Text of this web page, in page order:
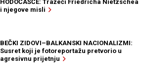
HODOČAŠĆE: Tražeći Friedricha Nietzschea
i njegove misli
BEČKI ZIDOVI–BALKANSKI NACIONALIZMI:
Susret koji je fotoreportažu pretvorio u
agresivnu prijetnju